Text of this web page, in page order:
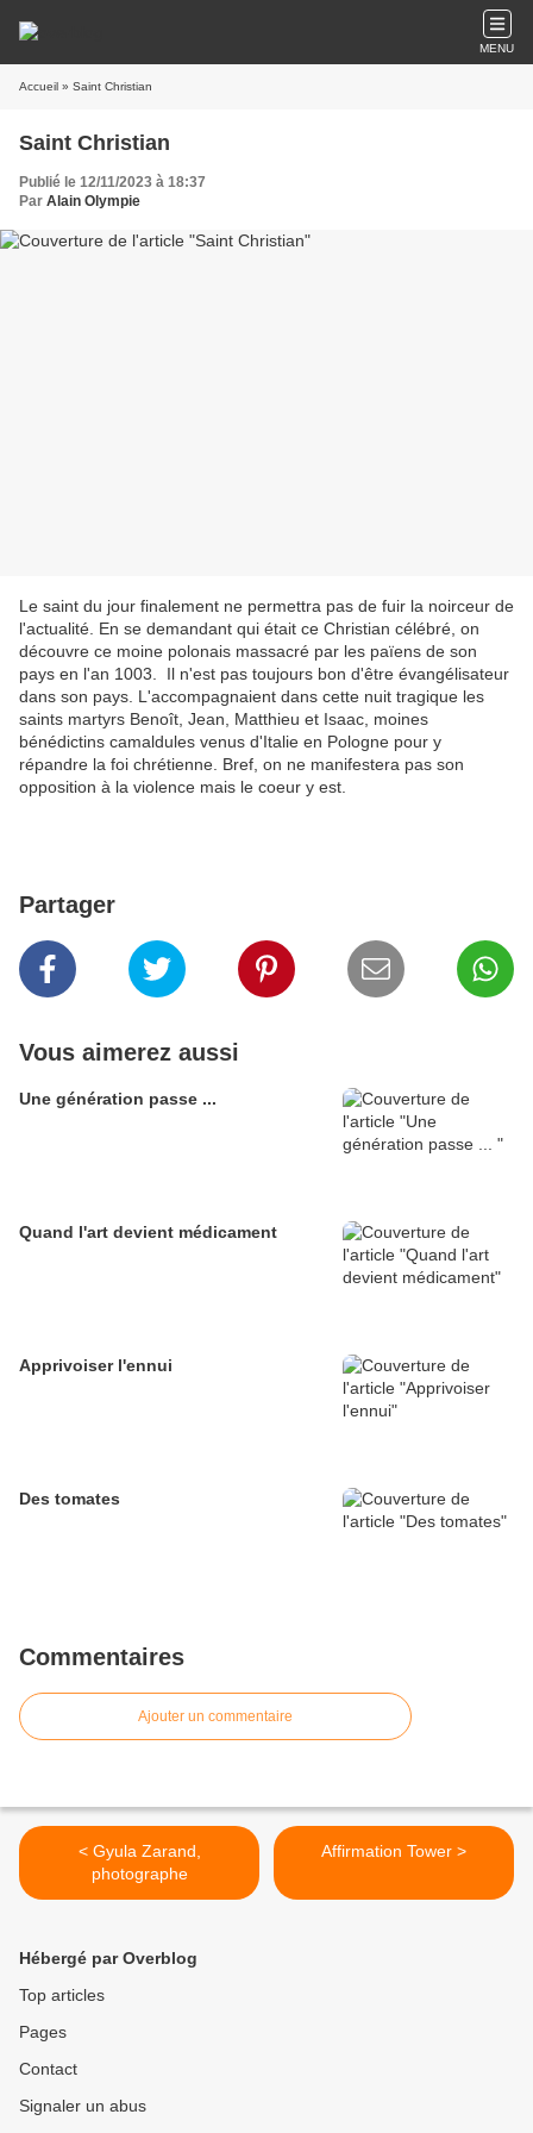
MENU
Accueil » Saint Christian
Saint Christian
Publié le 12/11/2023 à 18:37
Par Alain Olympie
Le saint du jour finalement ne permettra pas de fuir la noirceur de
l'actualité. En se demandant qui était ce Christian célébré, on
découvre ce moine polonais massacré par les païens de son
pays en l'an 1003. Il n'est pas toujours bon d'être évangélisateur
dans son pays. L'accompagnaient dans cette nuit tragique les
saints martyrs Benoît, Jean, Matthieu et Isaac, moines
bénédictins camaldules venus d'Italie en Pologne pour y
répandre la foi chrétienne. Bref, on ne manifestera pas son
opposition à la violence mais le coeur y est.
Partager
Vous aimerez aussi
Une génération passe ...
Quand l'art devient médicament
Apprivoiser l'ennui
Des tomates
Commentaires
Ajouter un commentaire
< Gyula Zarand,
photographe
Affirmation Tower >
Hébergé par Overblog
Top articles
Pages
Contact
Signaler un abus